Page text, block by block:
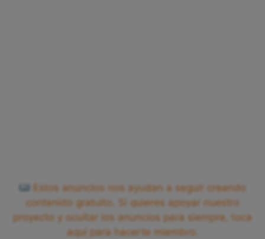
Estos anuncios nos ayudan a seguir creando
contenido gratuito. Si quieres apoyar nuestro
proyecto y ocultar los anuncios para siempre, toca
aquí para hacerte miembro.